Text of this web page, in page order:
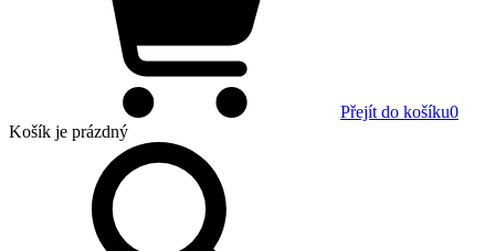
Přejít do košíku0
Košík je prázdný